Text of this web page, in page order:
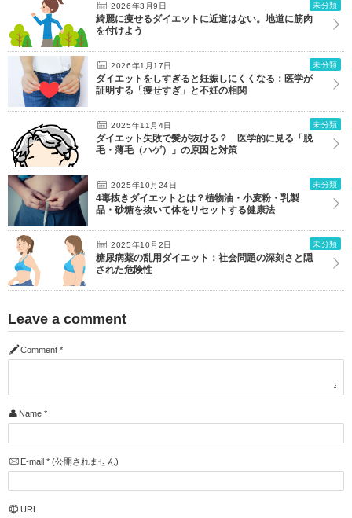
2026年3月9日 未分類
綺麗に痩せるダイエットに近道はない。地道に筋肉
を付けよう
2026年1月17日 未分類
ダイエットをしすぎると妊娠しにくくなる：医学が
証明する「痩せすぎ」と不妊の相関
2025年11月4日 未分類
ダイエット失敗で髪が抜ける？ 医学的に見る「脱
毛・薄毛（ハゲ）」の原因と対策
2025年10月24日 未分類
4毒抜きダイエットとは？植物油・小麦粉・乳製
品・砂糖を抜いて体をリセットする健康法
2025年10月2日 未分類
糖尿病薬の乱用ダイエット：社会問題の深刻さと隠
された危険性
Leave a comment
Comment *
Name *
E-mail *(公開されません)
URL